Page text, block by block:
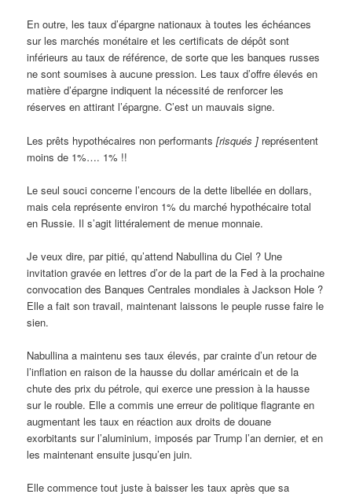
En outre, les taux d’épargne nationaux à toutes les échéances
sur les marchés monétaire et les certificats de dépôt sont
inférieurs au taux de référence, de sorte que les banques russes
ne sont soumises à aucune pression. Les taux d’offre élevés en
matière d’épargne indiquent la nécessité de renforcer les
réserves en attirant l’épargne. C’est un mauvais signe.
Les prêts hypothécaires non performants[risqués ] représentent
moins de 1%…. 1% !!
Le seul souci concerne l’encours de la dette libellée en dollars,
mais cela représente environ 1% du marché hypothécaire total
en Russie. Il s’agit littéralement de menue monnaie.
Je veux dire, par pitié, qu’attend Nabullina du Ciel ? Une
invitation gravée en lettres d’or de la part de la Fed à la prochaine
convocation des Banques Centrales mondiales à Jackson Hole ?
Elle a fait son travail, maintenant laissons le peuple russe faire le
sien.
Nabullina a maintenu ses taux élevés, par crainte d’un retour de
l’inflation en raison de la hausse du dollar américain et de la
chute des prix du pétrole, qui exerce une pression à la hausse
sur le rouble. Elle a commis une erreur de politique flagrante en
augmentant les taux en réaction aux droits de douane
exorbitants sur l’aluminium, imposés par Trump l’an dernier, et en
les maintenant ensuite jusqu’en juin.
Elle commence tout juste à baisser les taux après que sa